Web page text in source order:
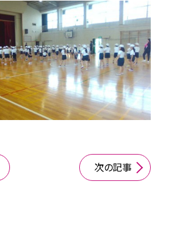
次の記事